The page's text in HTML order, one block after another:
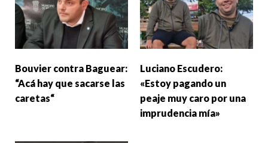
Bouvier contra Baguear:
“Acá hay que sacarse las
caretas“
Luciano Escudero:
«Estoy pagando un
peaje muy caro por una
imprudencia mía»